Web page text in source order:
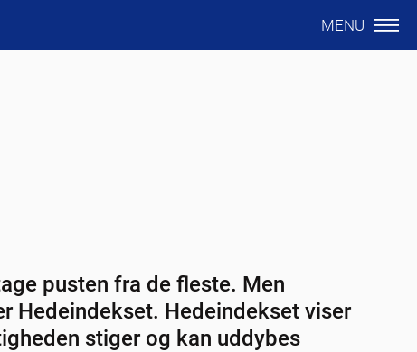
MENU
pusten fra de fleste. Men
Hedeindekset. Hedeindekset viser
stiger og kan uddybes